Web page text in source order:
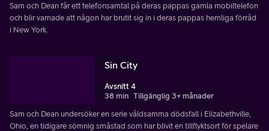
Sam och Dean får ett telefonsamtal på deras pappas gamla mobiltelefon
och blir varnade att någon har brutit sig in i deras pappas hemliga förråd
i New York.
Sin City
Avsnitt 4
38 min Tillgänglig 3+ månader
Sam och Dean undersöker en serie våldsamma dödsfall i Elizabethville,
Ohio, en tidigare sömnig småstad som har blivit en tillflyktsort för spelare